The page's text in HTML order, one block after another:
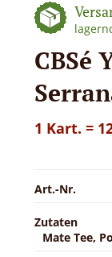
CBSé
1 Kart. =
Art.-Nr.
Zutaten
Mate Tee,